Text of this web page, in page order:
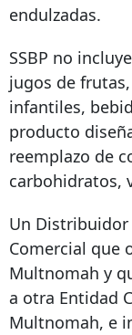
endulzadas.
SSBP no
jugos de
infantiles,
producto
reemplazo de
carbohidratos,
Un
Comercial que
Multnomah y
a otra Entidad
Multnomah, e